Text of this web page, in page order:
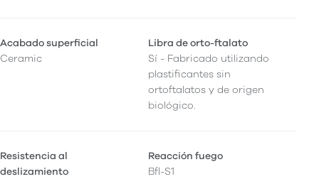
Acabado superficial
Ceramic
Libra de orto-ftalato
Sí - Fabricado utilizando
plastificantes sin
ortoftalatos y de origen
biológico.
Resistencia al
deslizamiento
Reacción fuego
Bfl-S1